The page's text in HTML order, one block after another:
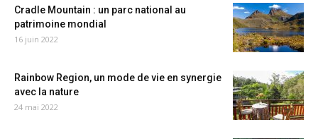
Cradle Mountain : un parc national au
patrimoine mondial
16 juin 2022
Rainbow Region, un mode de vie en synergie
avec la nature
24 mai 2022